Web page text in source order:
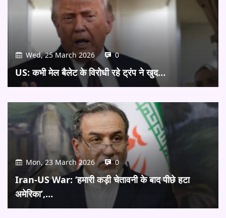
Wed, 25 March 2026 0
US: कभी मेल बैलेट के विरोधी रहे ट्रंप ने खुद…
Mon, 23 March 2026 0
Iran-US War: ‘हमारी कड़ी चेतावनी के बाद पीछे हटा
अमेरिका’,…